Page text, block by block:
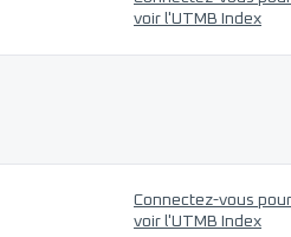
voir l'UTMB Index
Connectez-vous pour
voir l'UTMB Index